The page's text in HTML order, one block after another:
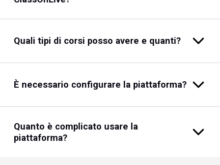
Quali tipi di corsi posso avere e quanti?
È necessario configurare la piattaforma?
Quanto è complicato usare la
piattaforma?